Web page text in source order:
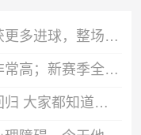
战平巴黎！卡里克：本该收获更多进球，整场闪光点很多，我很欣慰
阿玛德：和巴黎的比赛质量非常高；新赛季全队都渴望能够斩获佳绩
费尔明：希望阿劳霍明年能回归 大家都知道罗德里是非凡的球员